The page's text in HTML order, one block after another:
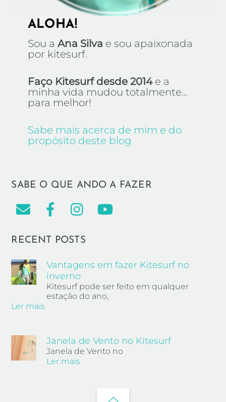
ALOHA!
Sou a Ana Silva e sou apaixonada
por kitesurf.
Faço Kitesurf desde 2014e a
minha vida mudou totalmente...
para melhor!
Sabe mais acerca de mim e do
propósito deste blog
SABE O QUE ANDO A FAZER
RECENT POSTS
Vantagens em fazer Kitesurf no
inverno
Kitesurf pode ser feito em qualquer
estação do ano,
Ler mais
Janela de Vento no Kitesurf
Janela de Vento no
Ler mais
Back